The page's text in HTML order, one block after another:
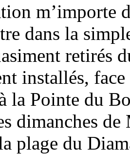
m’importe
dans la
retirés
installés,
la Pointe du
dimanches
plage du